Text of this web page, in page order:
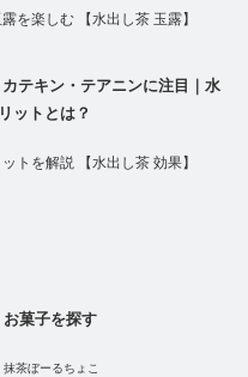
を楽しむ 【水出し茶 玉露】
カテキン・テアニンに注目｜水
ットとは？
トを解説 【水出し茶 効果】
お菓子を探す
抹茶ぼーるちょこ